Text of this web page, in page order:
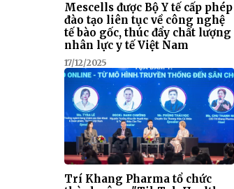
Mescells được Bộ Y tế cấp phép
đào tạo liên tục về công nghệ
tế bào gốc, thúc đẩy chất lượng
nhân lực y tế Việt Nam
17/12/2025
Trí Khang Pharma tổ chức